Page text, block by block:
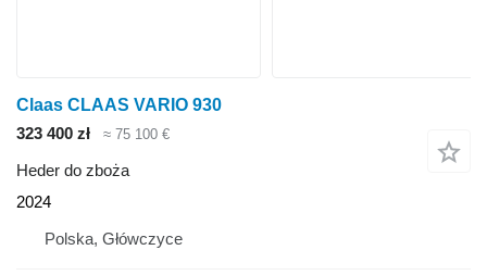
Claas CLAAS VARIO 930
323 400 zł
≈ 75 100 €
Heder do zboża
2024
Polska, Główczyce